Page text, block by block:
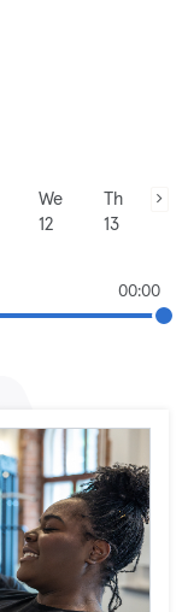
We
12
Th
13
00:00